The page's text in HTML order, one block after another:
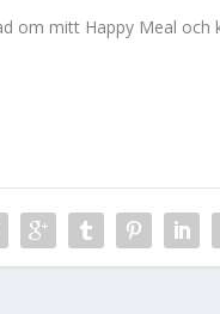
om mitt Happy Meal och